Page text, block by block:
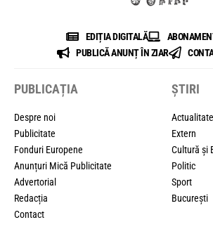
EDIȚIA DIGITALĂ
PUBLICĂ ANUNȚ ÎN ZIAR
PUBLICAȚIA
Despre noi
Publicitate
Fonduri Europene
Anunțuri Mică Publicitate
Advertorial
Redacția
Contact
ȘTIRI
Actualitate
Extern
Cultură și
Politic
Sport
București